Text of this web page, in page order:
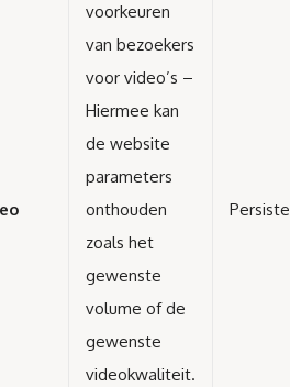
voorkeuren
van bezoekers
voor video’s –
Hiermee kan
de website
parameters
onthouden
zoals het
gewenste
volume of de
gewenste
videokwaliteit.